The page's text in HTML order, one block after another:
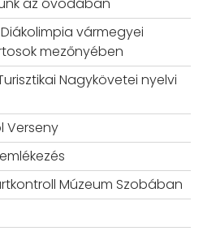
vármegyei
mezőnyében
Nagykövetei nyelvi
Verseny
Múzeum Szobában